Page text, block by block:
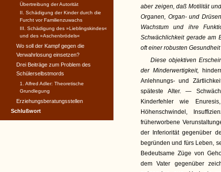
aber zeigen, daß Motilität
Organen, Organ- und
Wachstum und ihre
Schwächlichkeit gerade am
oft einer robusten
Diese objektiven
der Minderwertigkeit,
Anlehnungs- und
späteste Alter. —
Kinderfehler wie
Höhenschwindel,
früherworbene
der Inferiorität gegenüber
begründen und fürs Leben,
Bedeutsame Züge von
dem Vater gegenüber
Übertreibung der Autorität
II. Schädigung der Kinder durch die
Furcht vor Familienzuwachs
III. Schädigung des »Lieblingskindes«
und des »Aschenbrödels«
Wo soll der Kampf gegen die
Verwahrlosung einsetzen?
Drei Beiträge zum Problem des
Schülerselbstmords
1. Alfred Adler: Theoretische
Grundlegung
Erziehungsberatungsstellen
Schlußwort